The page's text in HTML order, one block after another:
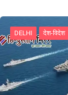
DELHI देश-विदेश